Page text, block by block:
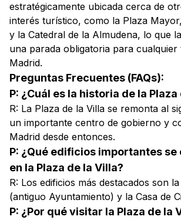
estratégicamente ubicada cerca de
interés turístico, como la Plaza
y la Catedral de la Almudena, lo que
una parada obligatoria para cualquier
Madrid.
Preguntas Frecuentes (FAQs):
P: ¿Cuál es la historia de la
R: La Plaza de la Villa se remonta al
un importante centro de gobierno y
Madrid desde entonces.
P: ¿Qué edificios importantes
en la Plaza de la Villa?
R: Los edificios más destacados son
(antiguo Ayuntamiento) y la Casa de
P: ¿Por qué visitar la Plaza de la